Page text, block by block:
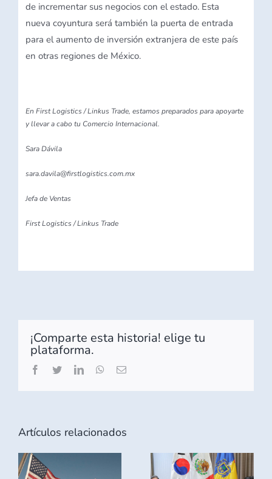
de incrementar sus negocios con el estado. Esta
nueva coyuntura será también la puerta de entrada
para el aumento de inversión extranjera de este país
en otras regiones de México.
En First Logistics / Linkus Trade, estamos preparados para apoyarte
y llevar a cabo tu Comercio Internacional.
Sara Dávila
sara.davila@firstlogistics.com.mx
Jefa de Ventas
First Logistics / Linkus Trade
¡Comparte esta historia! elige tu
plataforma.
Facebook
TwitterLinkedInWhatsApp
Correo
Artículos relacionados
CIERRA